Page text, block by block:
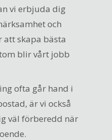
vi erbjuda dig
och
att skapa bästa
blir vårt jobb
ofta går hand i
är vi också
väl förberedd när